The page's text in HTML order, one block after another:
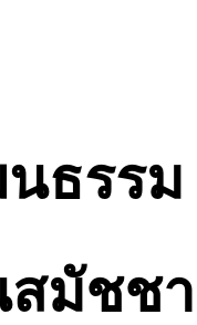
ธรรม
สมัช